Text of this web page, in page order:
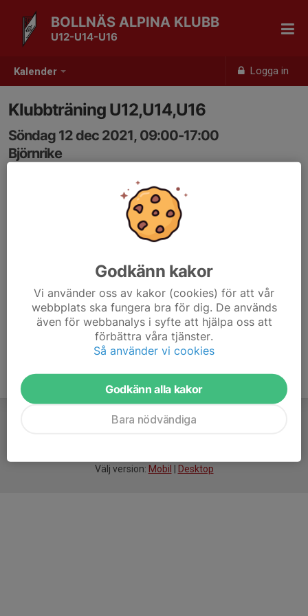
Kalender Logga in
BOLLNÄS ALPINA KLUBB
U12-U14-U16
Klubbträning U12,U14,U16
Söndag 12 dec 2021, 09:00-17:00
Björnrike
Välj version: Mobil Desktop
Godkänn kakor
Vi använder oss av kakor (cookies) för att vår
webbplats ska fungera bra för dig. De används
även för webbanalys i syfte att hjälpa oss att
förbättra våra tjänster.
Så använder vi cookies
Godkänn alla kakor
Bara nödvändiga